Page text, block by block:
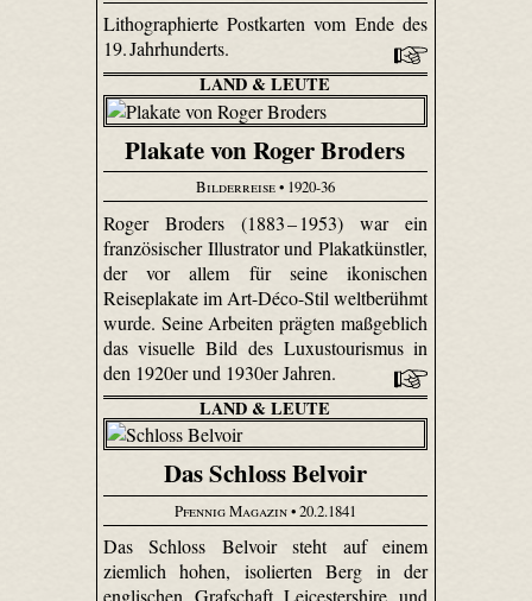
Lithographierte Postkarten vom Ende des
19. Jahrhunderts.
LAND & LEUTE
Plakate von Roger Broders
Bilderreise• 1920-36
Roger Broders (1883 – 1953) war ein
französischer Illustrator und Plakatkünstler,
der vor allem für seine ikonischen
Reiseplakate im Art-Déco-Stil weltberühmt
wurde. Seine Arbeiten prägten maßgeblich
das visuelle Bild des Luxustourismus in
den 1920er und 1930er Jahren.
LAND & LEUTE
Das Schloss Belvoir
Pfennig Magazin• 20.2.1841
Das Schloss Belvoir steht auf einem
ziemlich hohen, isolierten Berg in der